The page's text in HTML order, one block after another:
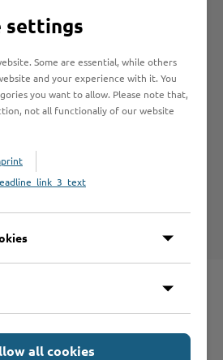
settings
Some are essential, while others
and your experience with it. You
you want to allow. Please note that,
not all functionaliy of our website
all cookies